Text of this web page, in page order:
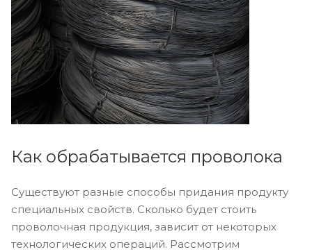
Как обрабатывается проволока
Существуют разные способы придания продукту
специальных свойств. Сколько будет стоить
проволочная продукция, зависит от некоторых
технологических операций. Рассмотрим